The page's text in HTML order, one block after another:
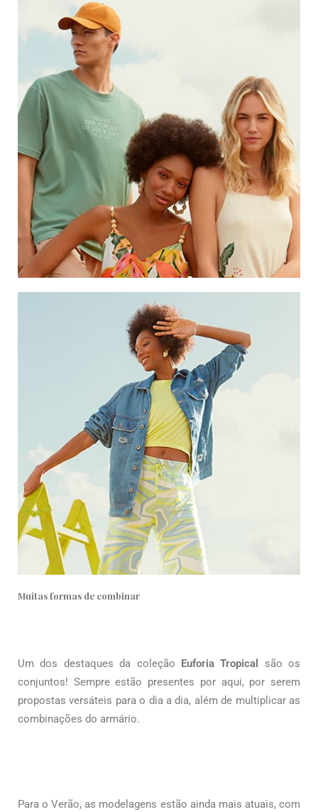
Muitas formas de combinar
Um dos destaques da coleção Euforia Tropical
são os
conjuntos! Sempre estão presentes por aqui, por serem
propostas versáteis para o dia a dia, além de multiplicar as
combinações do armário.
Para o Verão, as modelagens estão ainda mais atuais, com